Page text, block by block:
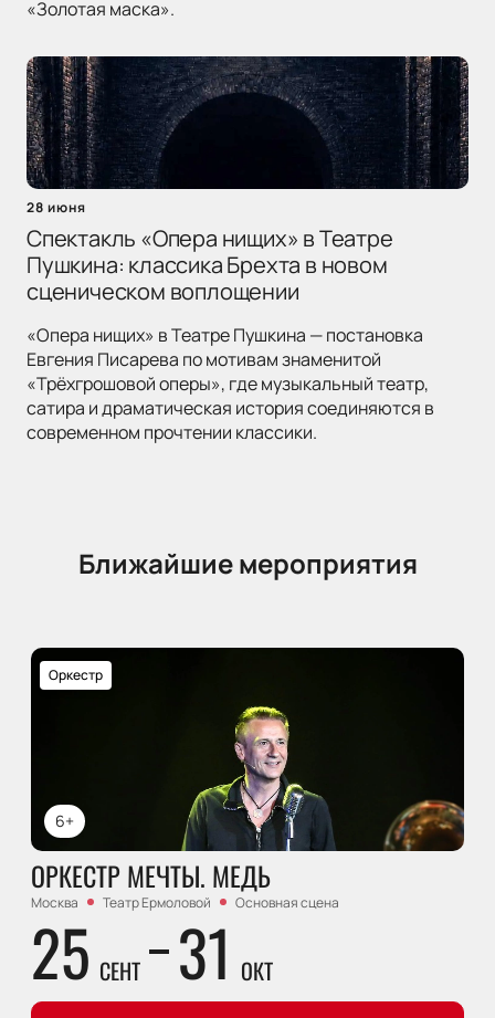
«Золотая маска».
28 июня
Спектакль «Опера нищих» в Театре
Пушкина: классика Брехта в новом
сценическом воплощении
«Опера нищих» в Театре Пушкина — постановка
Евгения Писарева по мотивам знаменитой
«Трёхгрошовой оперы», где музыкальный театр,
сатира и драматическая история соединяются в
современном прочтении классики.
Ближайшие мероприятия
6+
Оркестр
ОРКЕСТР МЕЧТЫ. МЕДЬ
Москва Театр Ермоловой Основная сцена
25 СЕНТ 31 ОКТ